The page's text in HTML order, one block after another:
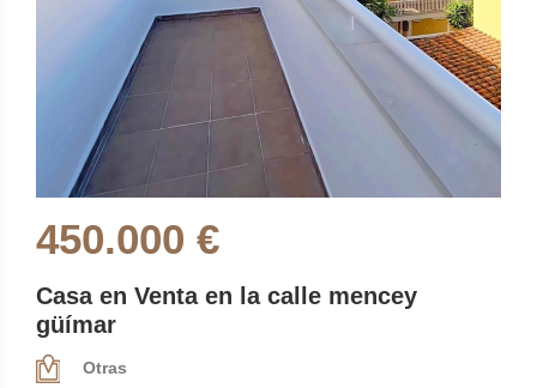
450.000 €
Casa en Venta en la calle mencey
güímar
Otras